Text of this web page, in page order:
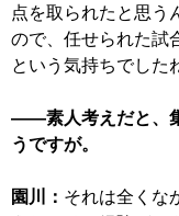
点を取られたと思う
ので、任せられた試
という気持ちでした
——素人考えだと、
うですが。
園川： それは全くな